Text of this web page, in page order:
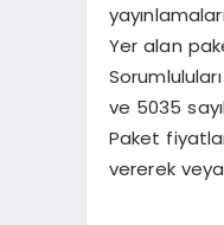
Yer alan
ve 5035
Paket
vererek